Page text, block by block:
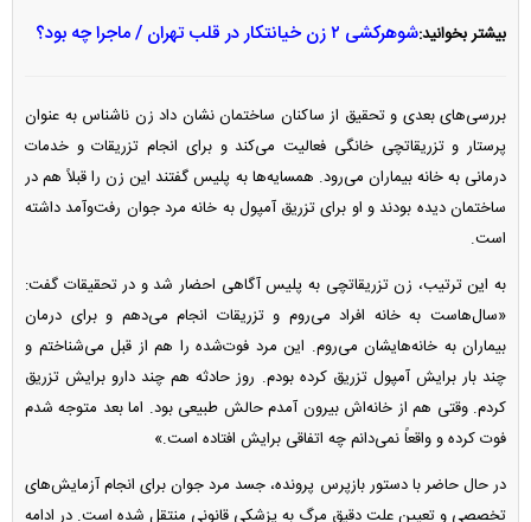
بیشتر بخوانید:شوهرکشی ۲ زن خیانتکار در قلب تهران / ماجرا چه بود؟
بررسی‌های بعدی و تحقیق از ساکنان ساختمان نشان داد زن ناشناس به عنوان
پرستار و تزریقاتچی خانگی فعالیت می‌کند و برای انجام تزریقات و خدمات
درمانی به خانه بیماران می‌رود. همسایه‌ها به پلیس گفتند این زن را قبلاً هم در
ساختمان دیده بودند و او برای تزریق آمپول به خانه مرد جوان رفت‌وآمد داشته
است.
به این ترتیب، زن تزریقاتچی به پلیس آگاهی احضار شد و در تحقیقات گفت:
«سال‌هاست به خانه افراد می‌روم و تزریقات انجام می‌دهم و برای درمان
بیماران به خانه‌هایشان می‌روم. این مرد فوت‌شده را هم از قبل می‌شناختم و
چند بار برایش آمپول تزریق کرده بودم. روز حادثه هم چند دارو برایش تزریق
کردم. وقتی هم از خانه‌اش بیرون آمدم حالش طبیعی بود. اما بعد متوجه شدم
فوت کرده و واقعاً نمی‌دانم چه اتفاقی برایش افتاده است.»
در حال حاضر با دستور بازپرس پرونده، جسد مرد جوان برای انجام آزمایش‌های
تخصصی و تعیین علت دقیق مرگ به پزشکی قانونی منتقل شده است. در ادامه